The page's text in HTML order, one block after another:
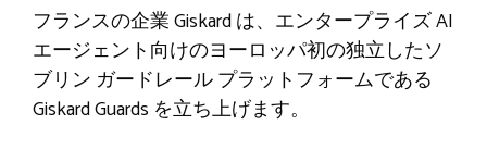
フランスの企業 Giskard は、エンタープライズ AI
エージェント向けのヨーロッパ初の独立したソ
ブリン ガードレール プラットフォームである
Giskard Guards を立ち上げます。